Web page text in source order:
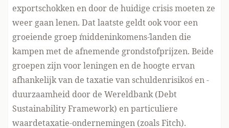
exportschokken en door de huidige crisis moeten ze
weer gaan lenen. Dat laatste geldt ook voor een
groeiende groep ´middeninkomens´-landen die
kampen met de afnemende grondstofprijzen. Beide
groepen zijn voor leningen en de hoogte ervan
afhankelijk van de taxatie van schuldenrisiko´s en -
duurzaamheid door de Wereldbank (Debt
Sustainability Framework) en particuliere
waardetaxatie-ondernemingen (zoals Fitch).